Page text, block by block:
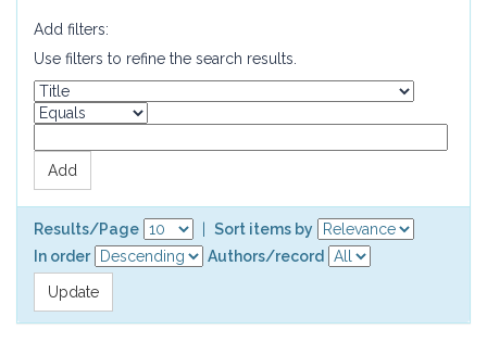
Add filters:
Use filters to refine the search results.
Results/Page
Sort items by
In order
Authors/record